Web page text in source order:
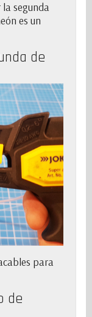
la segunda
es un
de
para
de